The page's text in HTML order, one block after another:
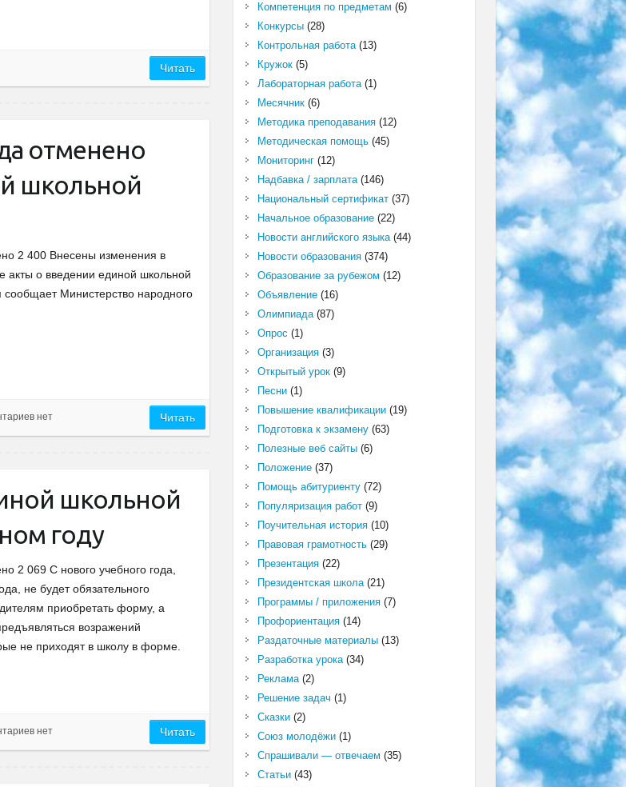
Читать
отменено
школьной
2 400 Внесены изменения в
акты о введении единой школьной
Министерство народного
нет Читать
школьной
году
2 069 С нового учебного года,
не будет обязательного
приобретать форму, а
возражений
не приходят в школу в форме.
нет Читать
Компетенция по предметам (6)
Конкурсы(28)
Контрольная работа(13)
Кружок(5)
Лабораторная работа(1)
Месячник(6)
Методика преподавания(12)
Методическая помощь(45)
Мониторинг(12)
Надбавка / зарплата(146)
Национальный сертификат(37)
Начальное образование(22)
Новости английского языка(44)
Новости образования(374)
Образование за рубежом (12)
Объявление(16)
Олимпиада(87)
Опрос (1)
Организация(3)
Открытый урок(9)
Песни(1)
Повышение квалификации(19)
Подготовка к экзамену(63)
Полезные веб сайты(6)
Положение(37)
Помощь абитуриенту(72)
Популяризация работ(9)
Поучительная история(10)
Правовая грамотность(29)
Презентация(22)
Президентская школа(21)
Программы / приложения(7)
Профориентация(14)
Раздаточные материалы(13)
Разработка урока(34)
Реклама(2)
Решение задач (1)
Сказки(2)
Союз молодёжи(1)
Спрашивали — отвечаем (35)
Статьи(43)